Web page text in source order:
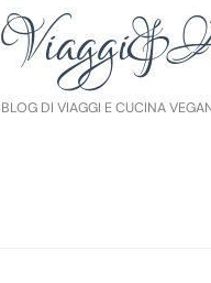
BLOG DI VIAGGI E CUCINA